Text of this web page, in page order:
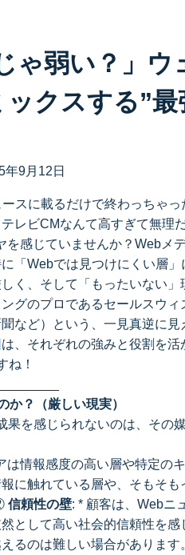
ゃ弱い？」
ックスする”最
年9月12日
ースに載るだけで終わっちゃ
レビCMなんて高すぎて無理
感じていませんか？Webメ
「Webでは見つけにくい層
く、そして「もったいない」
グのプロであるセールスウィ
など）という、一見真逆に
、それぞれの強みと役割を
ね！
？（厳しい現実）
を感じられないのは、その
は情報感度の高い層や特定の
に触れている層や、そもそ
信頼性の壁: * 顧客は、Webニ
として高い社会的信頼性を
るのは難しい場合がありま